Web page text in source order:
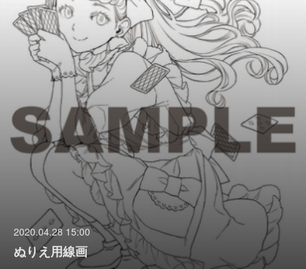
2020.04.28 15:00
ぬりえ用線画